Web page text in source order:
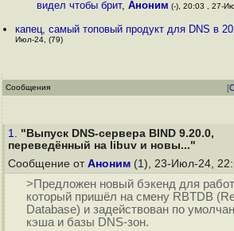
видел чтобы брит, Аноним (-), 20:03 , 27-
капец, самый топовый продукт для DNS в
Июл-24, (79)
Сообщения [
1. "Выпуск DNS-сервера BIND 9.20.0,
переведённый на libuv и новы..."
Сообщение от Аноним (1), 23-Июл-24,
>Предложен новый бэкенд для
который пришёл на смену RBTDB
Database) и задействован по
кэша и базы DNS-зон.